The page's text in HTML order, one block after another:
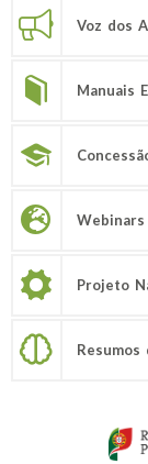
Voz dos
Manuais
Webinars
Projeto